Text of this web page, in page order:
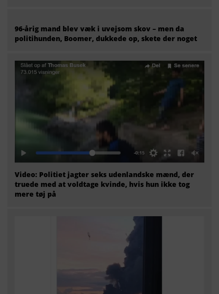
96-årig mand blev væk i uvejsom skov – men da
politihunden, Boomer, dukkede op, skete der noget
Video: Politiet jagter seks udenlandske mænd, der
truede med at voldtage kvinde, hvis hun ikke tog
mere tøj på